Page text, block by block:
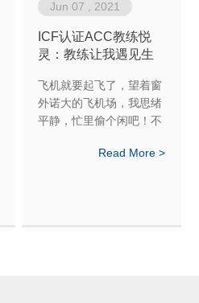
Jun 07 , 2021
ICF认证ACC教练悦
灵：教练让我遇见生
飞机就要起飞了，望着窗
外诺大的飞机场，我思绪
平静，忙里偷个闲吧！不
果再不写就太说不过去
Read More >